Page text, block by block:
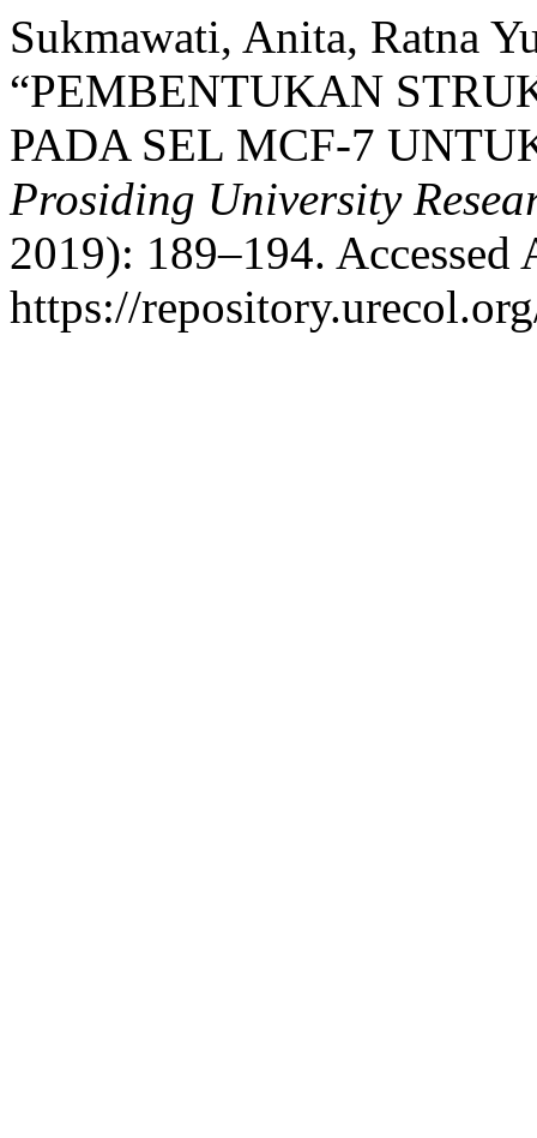
Sukmawati, Anita, Ratna
“PEMBENTUKAN
PADA SEL MCF-7
Prosiding University
2019): 189–194. Accessed
https://